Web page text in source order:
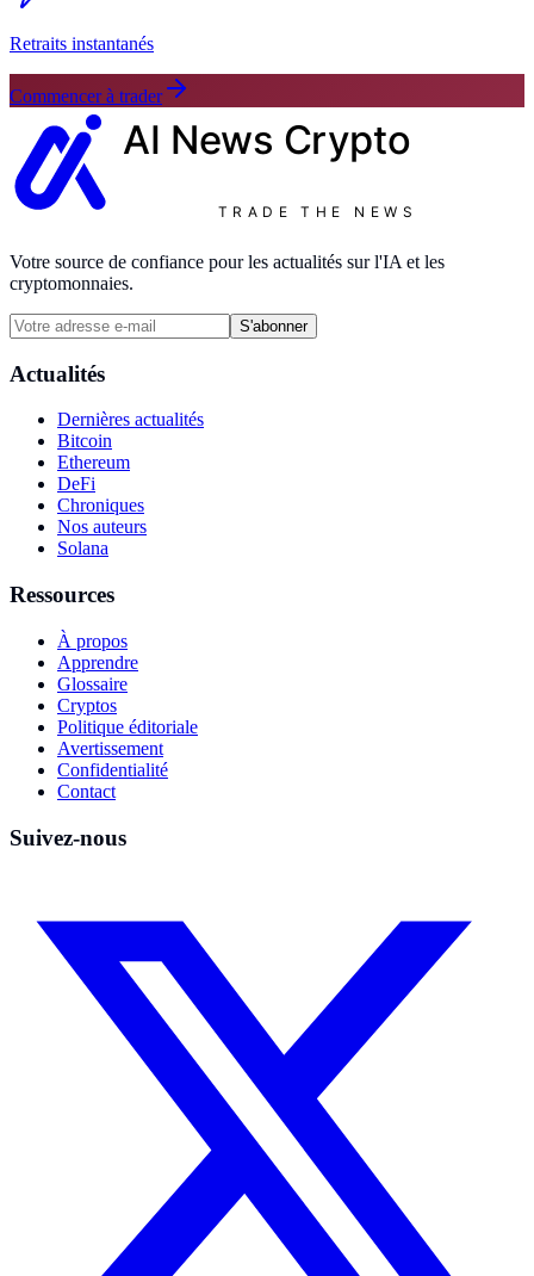
Retraits instantanés
Commencer à trader
AI News Crypto
TRADE THE NEWS
Votre source de confiance pour les actualités sur l'IA et les
cryptomonnaies.
S'abonner
Actualités
Dernières actualités
Bitcoin
Ethereum
DeFi
Chroniques
Nos auteurs
Solana
Ressources
À propos
Apprendre
Glossaire
Cryptos
Politique éditoriale
Avertissement
Confidentialité
Contact
Suivez-nous